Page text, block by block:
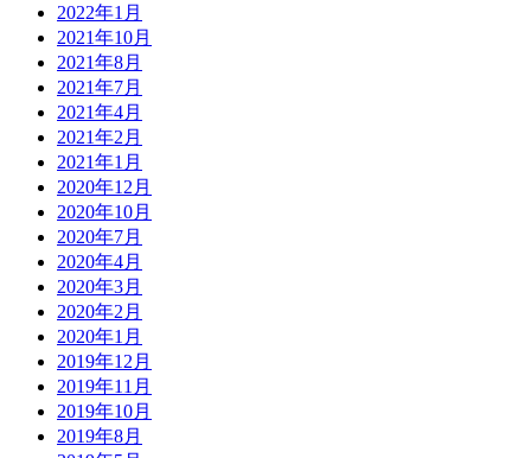
2022年1月
2021年10月
2021年8月
2021年7月
2021年4月
2021年2月
2021年1月
2020年12月
2020年10月
2020年7月
2020年4月
2020年3月
2020年2月
2020年1月
2019年12月
2019年11月
2019年10月
2019年8月